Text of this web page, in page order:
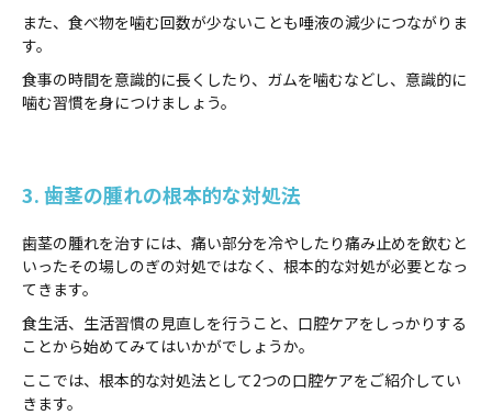
また、食べ物を噛む回数が少ないことも唾液の減少につながりま
す。
食事の時間を意識的に長くしたり、ガムを噛むなどし、意識的に
噛む習慣を身につけましょう。
3. 歯茎の腫れの根本的な対処法
歯茎の腫れを治すには、痛い部分を冷やしたり痛み止めを飲むと
いったその場しのぎの対処ではなく、根本的な対処が必要となっ
てきます。
食生活、生活習慣の見直しを行うこと、口腔ケアをしっかりする
ことから始めてみてはいかがでしょうか。
ここでは、根本的な対処法として2つの口腔ケアをご紹介してい
きます。